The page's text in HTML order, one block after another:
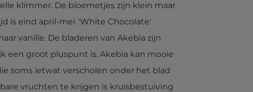
klimmer. De bloemetjes zijn klein maar
is eind april-mei. 'White Chocolate'
vanille. De bladeren van Akebia zijn
een groot pluspunt is. Akebia kan mooie
soms ietwat verscholen onder het blad
vruchten te krijgen is kruisbestuiving